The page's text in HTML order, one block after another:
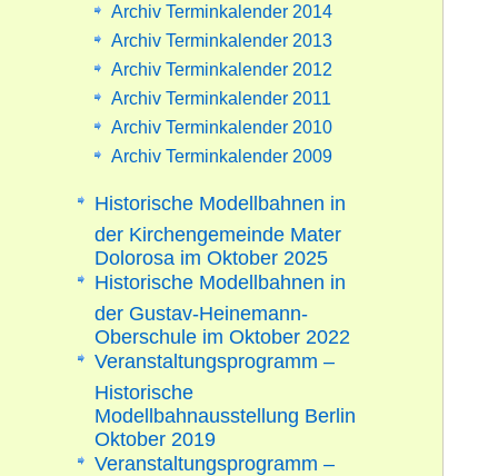
Archiv Terminkalender 2014
Archiv Terminkalender 2013
Archiv Terminkalender 2012
Archiv Terminkalender 2011
Archiv Terminkalender 2010
Archiv Terminkalender 2009
Historische Modellbahnen in
der Kirchengemeinde Mater
Dolorosa im Oktober 2025
Historische Modellbahnen in
der Gustav-Heinemann-
Oberschule im Oktober 2022
Veranstaltungsprogramm –
Historische
Modellbahnausstellung Berlin
Oktober 2019
Veranstaltungsprogramm –